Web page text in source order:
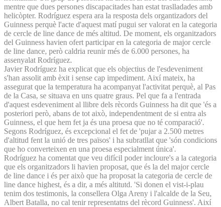
mentre que dues persones discapacitades han estat traslladades amb
helicòpter. Rodríguez espera ara la resposta dels organtizadors del
Guinness perquè l'acte d'aquest matí pugui ser valorat en la categoria
de cercle de line dance de més altitud. De moment, els organitzadors
del Guinness havien ofert participar en la categoria de major cercle
de line dance, però caldria reunir més de 6.000 persones, ha
assenyalat Rodríguez.
Javier Rodríguez ha explicat que els objectius de l'esdeveniment
s'han assolit amb èxit i sense cap impediment. Així mateix, ha
assegurat que la temperatura ha acompanyat l'activitat perquè, al Pas
de la Casa, se situava en uns quatre graus. Pel que fa a l'entrada
d'aquest esdeveniment al llibre dels rècords Guinness ha dit que 'és a
posteriori però, abans de tot això, independentment de si entra als
Guinness, el que hem fet ja és una proesa que no té comparació'.
Segons Rodríguez, és excepcional el fet de 'pujar a 2.500 metres
d'altitud fent la unió de tres països' i ha subratllat que 'són condicions
que ho converteixen en una proesa especialment única'.
Rodríguez ha comentat que veu difícil poder incloure's a la categoria
que els organitzadors li havien proposat, que és la del major cercle
de line dance i és per això que ha proposat la categoria de cercle de
line dance highest, és a dir, a més altitutd. 'Si donen el vist-i-plau
tenim dos testimonis, la consellera Olga Areny i l'alcalde de la Seu,
Albert Batalla, no cal tenir representatns del rècord Guinness'. Així